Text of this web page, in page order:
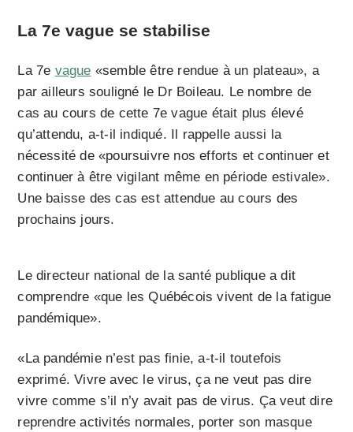
La 7e vague se stabilise
La 7e vague «semble être rendue à un plateau», a
par ailleurs souligné le Dr Boileau. Le nombre de
cas au cours de cette 7e vague était plus élevé
qu’attendu, a-t-il indiqué. Il rappelle aussi la
nécessité de «poursuivre nos efforts et continuer et
continuer à être vigilant même en période estivale».
Une baisse des cas est attendue au cours des
prochains jours.
Le directeur national de la santé publique a dit
comprendre «que les Québécois vivent de la fatigue
pandémique».
«La pandémie n’est pas finie, a-t-il toutefois
exprimé. Vivre avec le virus, ça ne veut pas dire
vivre comme s’il n’y avait pas de virus. Ça veut dire
reprendre activités normales, porter son masque